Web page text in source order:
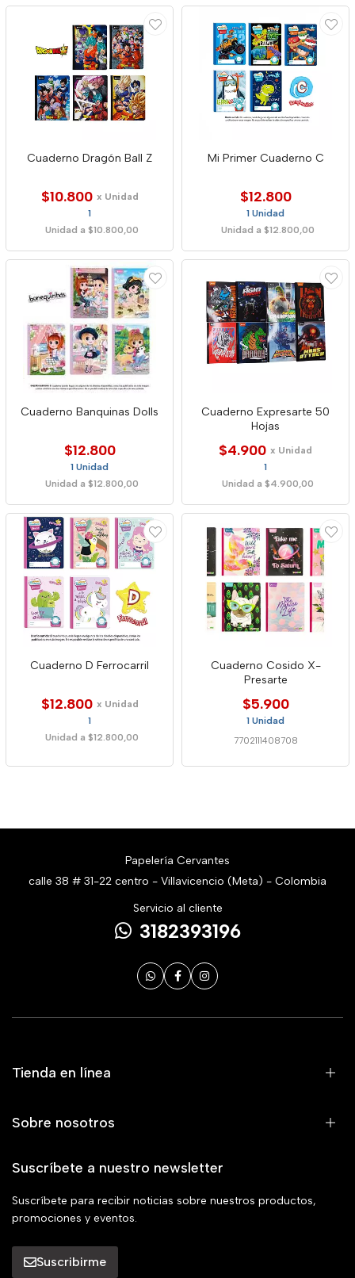
Cuaderno Dragón Ball Z
$10.800 x Unidad
1
Unidad a $10.800,00
Mi Primer Cuaderno C
$12.800
1 Unidad
Unidad a $12.800,00
Cuaderno Banquinas Dolls
$12.800
1 Unidad
Unidad a $12.800,00
Cuaderno Expresarte 50
Hojas
$4.900 x Unidad
1
Unidad a $4.900,00
Cuaderno D Ferrocarril
$12.800 x Unidad
1
Unidad a $12.800,00
Cuaderno Cosido X-
Presarte
$5.900
1 Unidad
7702111408708
Papelería Cervantes
calle 38 # 31-22 centro - Villavicencio (Meta) - Colombia
Servicio al cliente
3182393196
Tienda en línea
Sobre nosotros
Suscríbete a nuestro newsletter
Suscríbete para recibir noticias sobre nuestros productos,
promociones y eventos.
Suscribirme